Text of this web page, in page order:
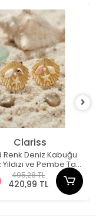
Clariss
Renk Deniz Kabuğu
ve Pembe Taş
Detaylı Küpe
495,28 TL
420,99 TL